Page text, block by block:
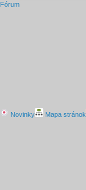
Fórum
Novinky Mapa stránok